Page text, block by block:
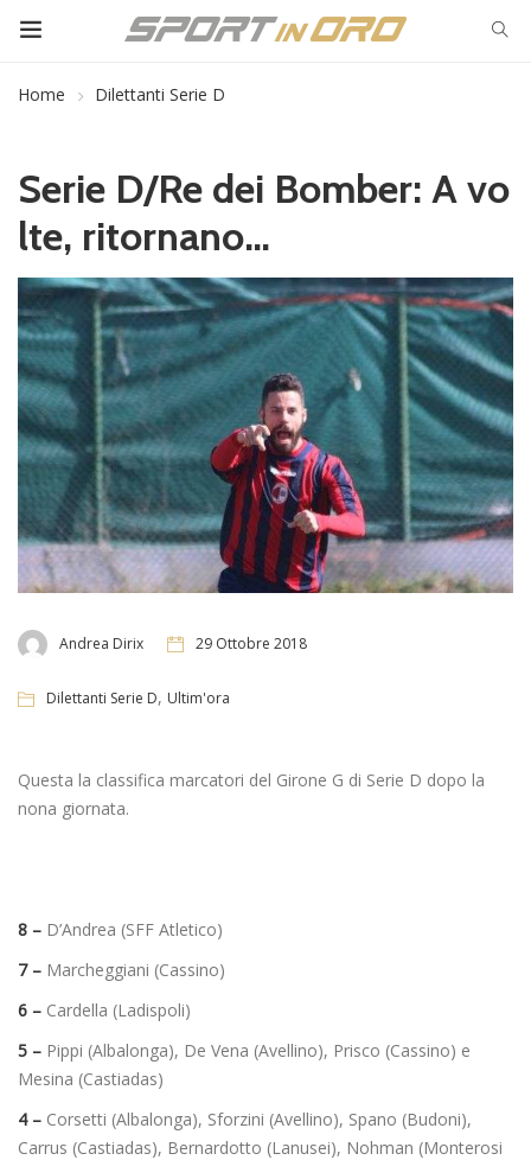
Home Dilettanti Serie D
Serie D/Re dei Bomber: A vo
lte, ritornano…
Andrea Dirix 29 Ottobre 2018
Dilettanti Serie D, Ultim'ora
Questa la classifica marcatori del Girone G di Serie D dopo la
nona giornata.
8 – D’Andrea (SFF Atletico)
7 – Marcheggiani (Cassino)
6 – Cardella (Ladispoli)
5 – Pippi (Albalonga), De Vena (Avellino), Prisco (Cassino) e
Mesina (Castiadas)
4 – Corsetti (Albalonga), Sforzini (Avellino), Spano (Budoni),
Carrus (Castiadas), Bernardotto (Lanusei), Nohman (Monterosi